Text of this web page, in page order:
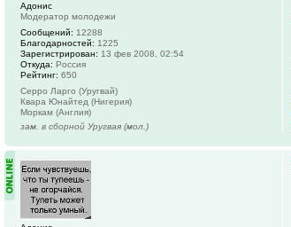
Адонис
Модератор молодежи
Сообщений: 12288
Благодарностей: 1225
Зарегистрирован: 13 фев 2008, 02:54
Откуда: Россия
Рейтинг: 650
Серро Ларго (Уругвай)
Квара Юнайтед (Нигерия)
Моркам (Англия)
зам. в сборной Уругвая (мол.)